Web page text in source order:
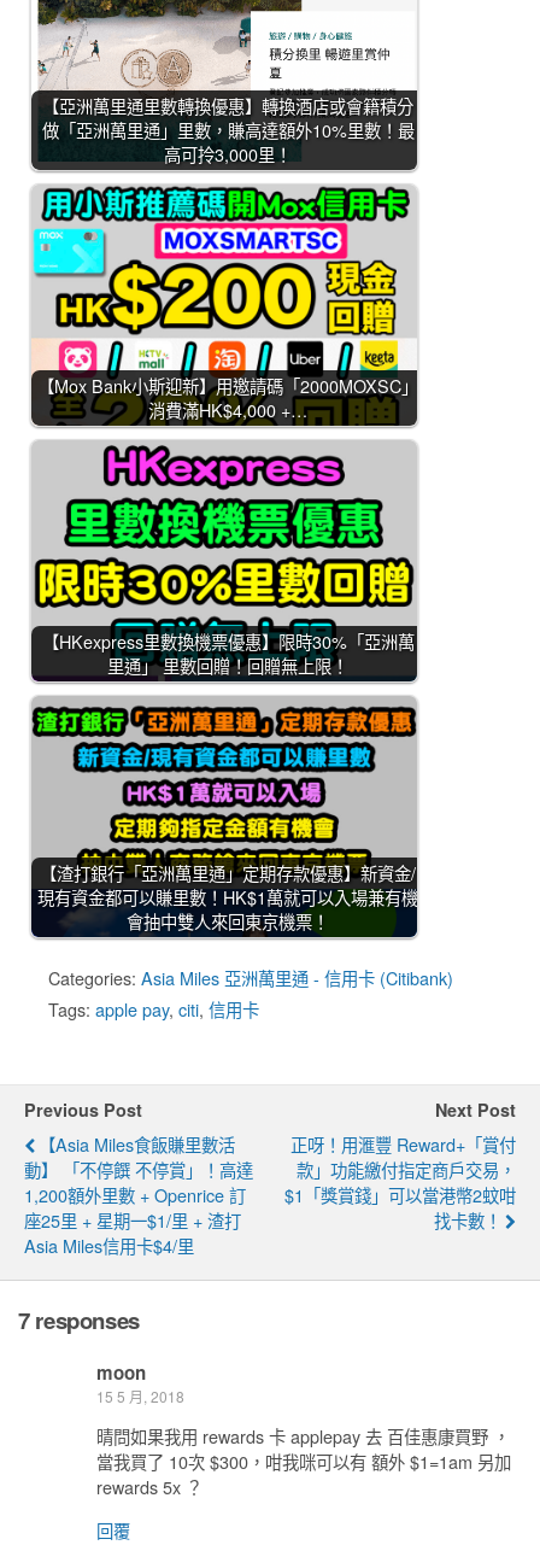
【亞洲萬里通里數轉換優惠】轉換酒店或會籍積分
做「亞洲萬里通」里數，賺高達額外10%里數！最
高可拎3,000里！
【Mox Bank小斯迎新】用邀請碼「2000MOXSC」
消費滿HK$4,000 +…
【HKexpress里數換機票優惠】限時30%「亞洲萬
里通」 里數回贈！回贈無上限！
【渣打銀行「亞洲萬里通」定期存款優惠】新資金/
現有資金都可以賺里數！HK$1萬就可以入場兼有機
會抽中雙人來回東京機票！
Categories: Asia Miles 亞洲萬里通 - 信用卡 (Citibank)
Tags: apple pay, citi, 信用卡
Previous Post
【Asia Miles食飯賺里數活
動】 「不停饌 不停賞」！高達
1,200額外里數 + Openrice 訂
座25里 + 星期一$1/里 + 渣打
Asia Miles信用卡$4/里
Next Post
正呀！用滙豐 Reward+「賞付
款」功能繳付指定商戶交易，
$1「獎賞錢」可以當港幣2蚊咁
找卡數！
7 responses
moon
15 5 月, 2018
晴問如果我用 rewards 卡 applepay 去 百佳惠康買野 ，
當我買了 10次 $300，咁我咪可以有 額外 $1=1am 另加
rewards 5x ？
回覆